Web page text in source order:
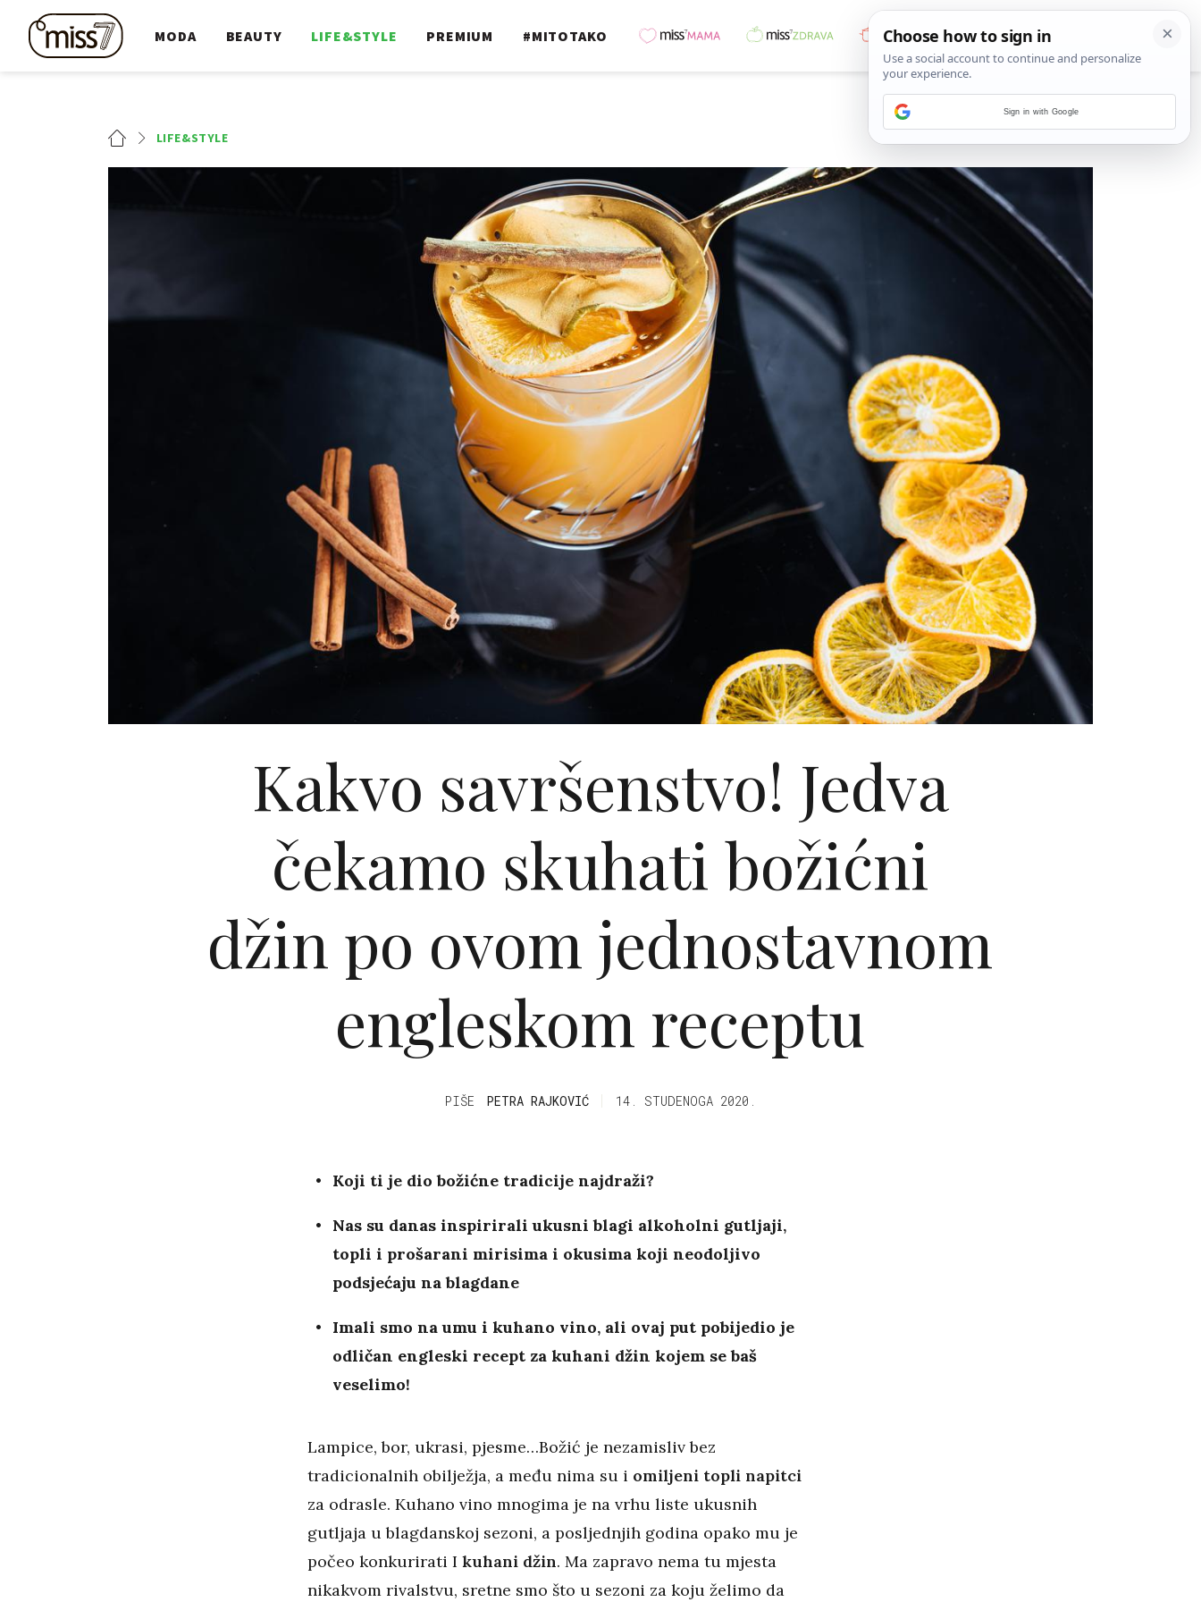
MODA BEAUTY LIFE&STYLE PREMIUM #MITOTAKO
LIFE&STYLE
Kakvo savršenstvo! Jedva
čekamo skuhati božićni
džin po ovom jednostavnom
engleskom receptu
PIŠE PETRA RAJKOVIĆ 14. STUDENOGA 2020.
Koji ti je dio božićne tradicije najdraži?
Nas su danas inspirirali ukusni blagi alkoholni gutljaji,
topli i prošarani mirisima i okusima koji neodoljivo
podsjećaju na blagdane
Imali smo na umu i kuhano vino, ali ovaj put pobijedio je
odličan engleski recept za kuhani džin kojem se baš
veselimo!
Lampice, bor, ukrasi, pjesme…Božić je nezamisliv bez
tradicionalnih obilježja, a među nima su i omiljeni topli napitci
za odrasle. Kuhano vino mnogima je na vrhu liste ukusnih
gutljaja u blagdanskoj sezoni, a posljednjih godina opako mu je
počeo konkurirati I kuhani džin. Ma zapravo nema tu mjesta
nikakvom rivalstvu, sretne smo što u sezoni za koju želimo da
Sign in with Google